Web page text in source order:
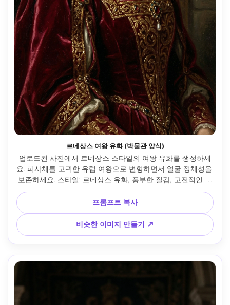
르네상스 여왕 유화 (박물관 양식)
업로드된 사진에서 르네상스 스타일의 여왕 유화를 생성하세
요. 피사체를 고귀한 유럽 여왕으로 변형하면서 얼굴 정체성을
보존하세요. 스타일: 르네상스 유화, 풍부한 질감, 고전적인 색
상 팔레트. 조명: 깊은 그림자를 가진 부드러운 방향성 빛. 세부
정보: 자수 왕실 드레스, 금 왕관, 미묘한 보석. 분위기: 예술적,
역사적, 우아하고 권위 있는. 매우 사실적이며 일러스트레이션
이나 만화 효과가 없습니다.
프롬프트 복사
비슷한 이미지 만들기 ↗